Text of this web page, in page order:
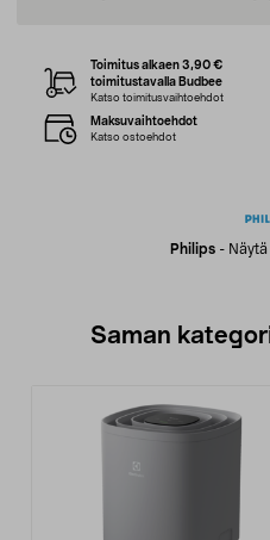
Philips-
Toimitus alkaen 3,90 €
toimitustavalla Budbee
Katso toimitusvaihtoehdot
Maksuvaihtoehdot
Katso ostoehdot
Saman